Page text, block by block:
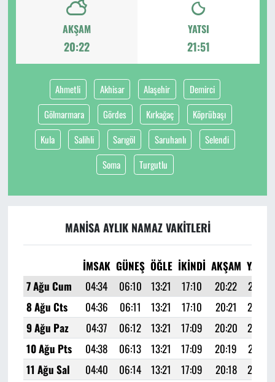
AKŞAM
20:22
YATSI
21:51
Ahmetli Akhisar Alaşehir
Demirci
Gölmarmara
Gördes Kırkağaç
Köprübaşı
Kula
Salihli Sarıgöl Saruhanlı
Selendi
Soma
Turgutlu
MANISA AYLIK NAMAZ VAKITLERI
İMSAK GÜNEŞ ÖĞLE İKINDI AKŞAM YATSI
7 Ağu Cum
04:34 06:10 13:21 17:10 20:22
21:51
8 Ağu Cts
04:36 06:11 13:21 17:10 20:21
21:50
9 Ağu Paz
04:37 06:12 13:21 17:09 20:20
21:48
10 Ağu Pts
04:38 06:13 13:21 17:09 20:19
21:47
11 Ağu Sal
04:40 06:14 13:21 17:09 20:18
21:45